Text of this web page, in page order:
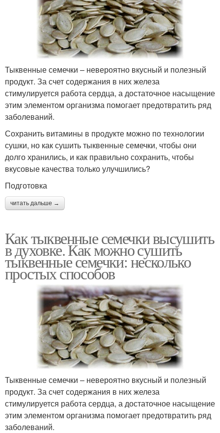
Тыквенные семечки – невероятно вкусный и полезный
продукт. За счет содержания в них железа
стимулируется работа сердца, а достаточное насыщение
этим элементом организма помогает предотвратить ряд
заболеваний.
Сохранить витамины в продукте можно по технологии
сушки, но как сушить тыквенные семечки, чтобы они
долго хранились, и как правильно сохранить, чтобы
вкусовые качества только улучшились?
Подготовка
читать дальше →
Как тыквенные семечки высушить
в духовке. Как можно сушить
тыквенные семечки: несколько
простых способов
Тыквенные семечки – невероятно вкусный и полезный
продукт. За счет содержания в них железа
стимулируется работа сердца, а достаточное насыщение
этим элементом организма помогает предотвратить ряд
заболеваний.